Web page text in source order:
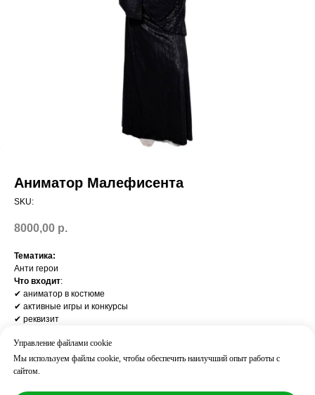
Аниматор Малефисента
SKU:
8000,00 р.
Тематика:
Анти герои
Что входит:
✔ аниматор в костюме
✔ активные игры и конкурсы
✔ реквизит
Результат :
дети активно вовлечены, веселье с первых минут
Часто добавляют:
Управление файлами cookie
Мы используем файлы cookie, чтобы обеспечить наилучший опыт работы с
сайтом.